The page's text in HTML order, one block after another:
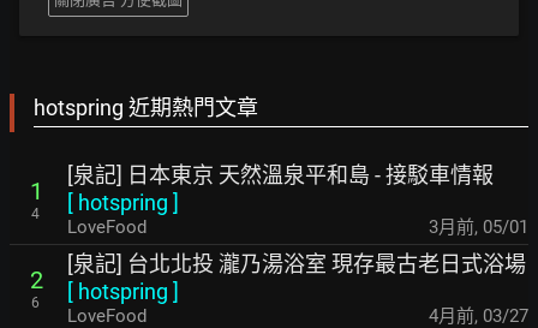
hotspring 近期熱門文章
1
4
[泉記] 日本東京 天然溫泉平和島 - 接駁車情報
[ hotspring ]
LoveFood 3月前, 05/01
2
6
[泉記] 台北北投 瀧乃湯浴室 現存最古老日式浴場
[ hotspring ]
LoveFood 4月前, 03/27